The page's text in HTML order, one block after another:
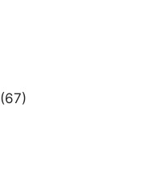
(67)